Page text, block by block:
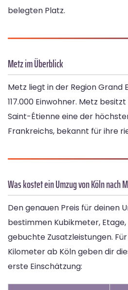
belegten Platz.
Metz im Überblick
Metz liegt in der Region Grand
117.000 Einwohner. Metz
Saint-Étienne eine der
Frankreichs, bekannt für ihre
Was kostet ein Umzug von Köln nach
Den genauen Preis für deinen
bestimmen Kubikmeter,
gebuchte Zusatzleistungen.
Kilometer ab Köln geben dir
erste Einschätzung: